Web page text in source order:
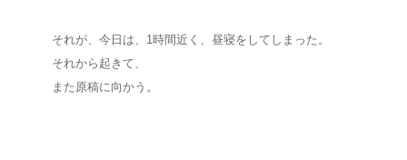
それが、今日は、1時間近く、昼寝をしてしまった。
それから起きて、
また原稿に向かう。